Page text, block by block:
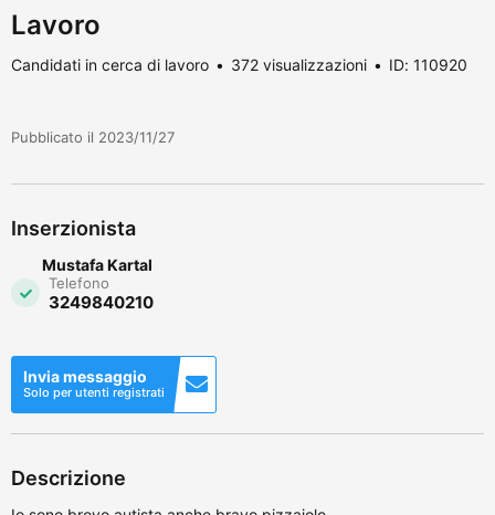
Lavoro
Candidati in cerca di lavoro 372 visualizzazioni ID: 110920
Pubblicato il 2023/11/27
Inserzionista
Mustafa Kartal
Telefono
3249840210
Invia messaggio
Solo per utenti registrati
Descrizione